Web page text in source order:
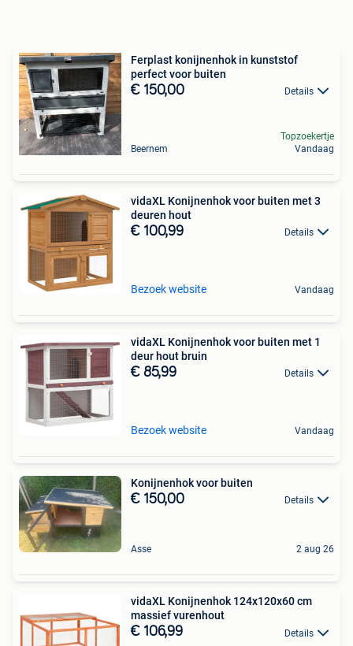
Ferplast konijnenhok in kunststof
perfect voor buiten
€ 150,00 Details
Beernem
Topzoekertje
Vandaag
vidaXL Konijnenhok voor buiten met 3
deuren hout
€ 100,99 Details
Bezoek website Vandaag
vidaXL Konijnenhok voor buiten met 1
deur hout bruin
€ 85,99 Details
Bezoek website Vandaag
Konijnenhok voor buiten
€ 150,00 Details
Asse 2 aug 26
vidaXL Konijnenhok 124x120x60 cm
massief vurenhout
€ 106,99 Details